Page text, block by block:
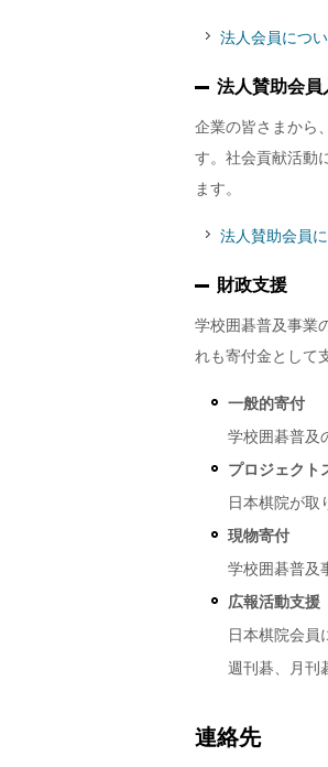
法人会員につ
法人賛助会員
企業の皆さまから
す。社会貢献活動
ます。
法人賛助会員
財政支援
学校囲碁普及事業
れも寄付金として
一般的寄付
学校囲碁普及
プロジェクト
日本棋院が取
現物寄付
学校囲碁普及
広報活動支援
日本棋院会員
週刊碁、月刊
連絡先